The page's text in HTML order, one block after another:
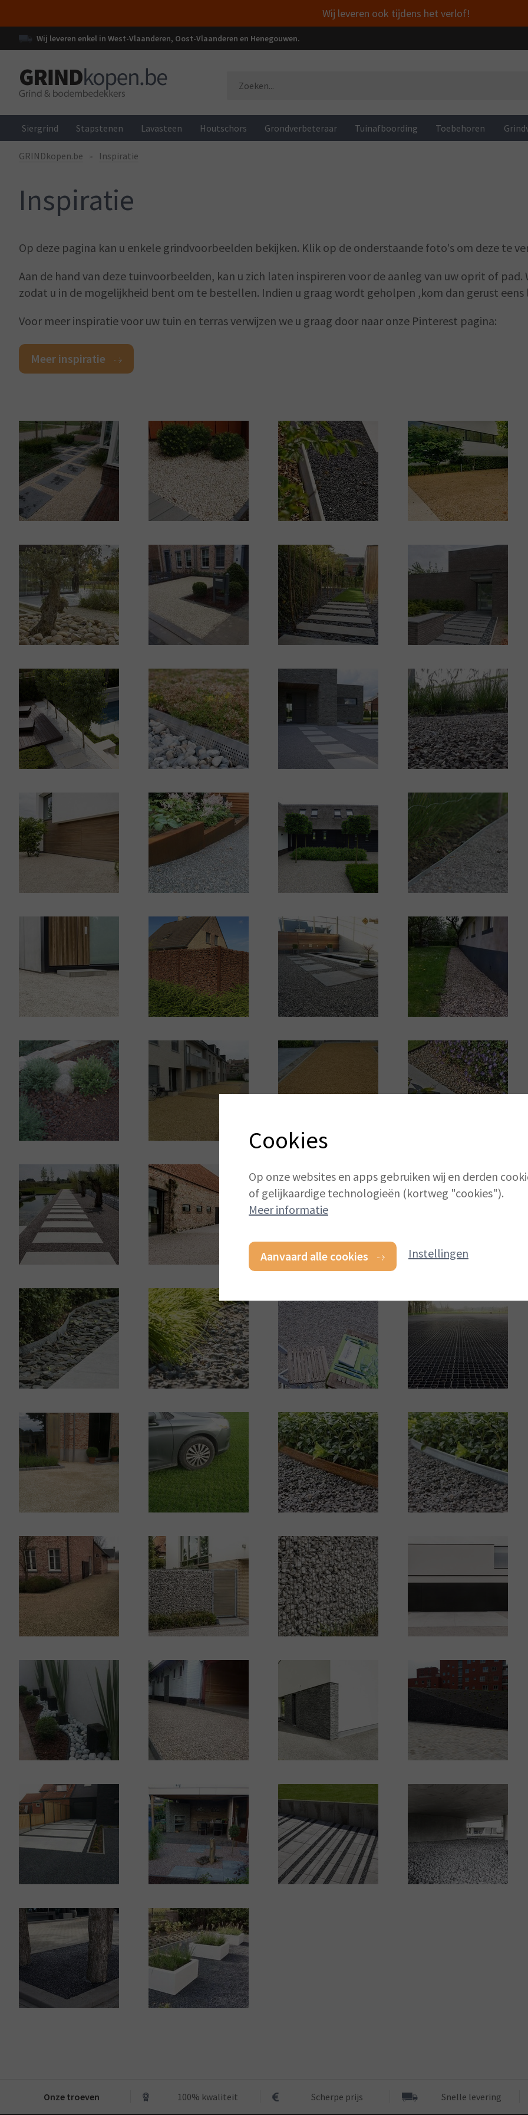
Wij leveren ook tijdens het verlof!
Wij leveren enkel in West-Vlaanderen, Oost-Vlaanderen en Henegouwen.
Siergrind Stapstenen Lavasteen Houtschors Grondverbeteraar Tuinafboording Toebehoren
GRINDkopen.be Inspiratie
Inspiratie
Op deze pagina kan u enkele grindvoorbeelden bekijken. Klik op de onderstaande foto's om deze te
Aan de hand van deze tuinvoorbeelden, kan u zich laten inspireren voor de aanleg van uw oprit of
zodat u in de mogelijkheid bent om te bestellen. Indien u graag wordt geholpen ,kom dan gerust
Voor meer inspiratie voor uw tuin en terras verwijzen we u graag door naar onze Pinterest pagina:
Meer inspiratie
Onze troeven 100% kwaliteit Scherpe prijs Snelle levering
Cookies
Op onze websites en apps gebruiken wij en derden
of gelijkaardige technologieën (kortweg "cookies").
Meer informatie
Aanvaard alle cookies Instellingen